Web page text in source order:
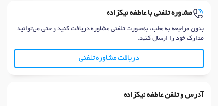
مشاوره تلفنی با عاطفه نیکزاده
بدون مراجعه به مطب، به‌صورت تلفنی مشاوره دریافت کنید و حتی می‌توانید
مدارک خود را ارسال کنید.
دریافت مشاوره تلفنی
آدرس و تلفن عاطفه نیکزاده